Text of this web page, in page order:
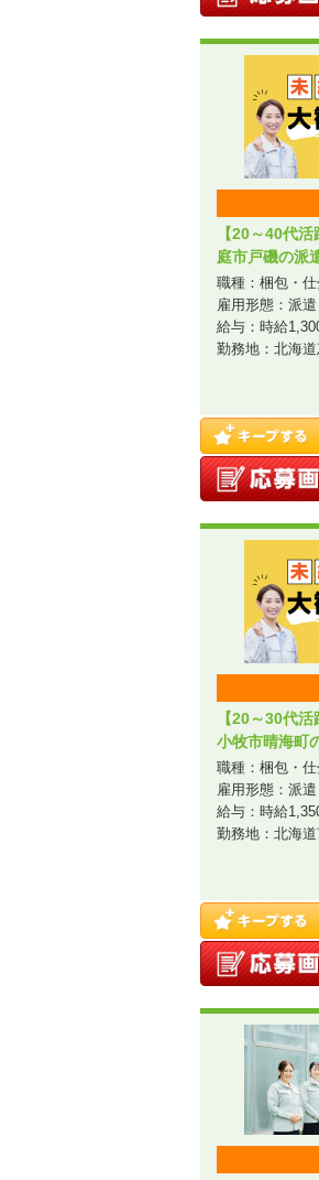
【20～40代
庭市戸磯の派
職種：梱包・
雇用形態：派遣
給与：時給
勤務地：北海
【20～30代
小牧市晴海町
職種：梱包・
雇用形態：派遣
給与：時給
勤務地：北海